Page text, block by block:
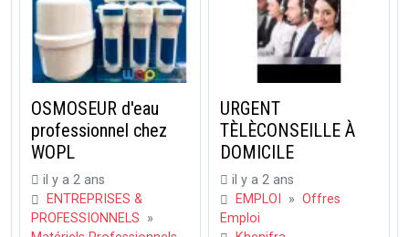
OSMOSEUR d'eau
professionnel chez
WOPL
il y a 2 ans
ENTREPRISES &
PROFESSIONNELS »
URGENT
TÈLÈCONSEILLE À
DOMICILE
il y a 2 ans
EMPLOI
» Offres
Emploi